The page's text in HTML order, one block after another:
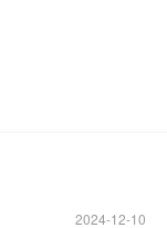
2024-12-10